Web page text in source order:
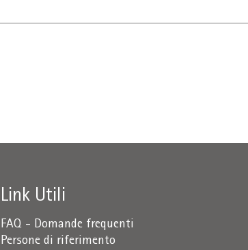
Link Utili
FAQ - Domande frequenti
Persone di riferimento